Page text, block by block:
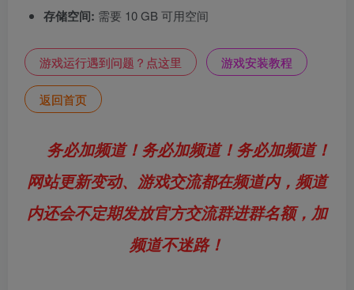
存储空间: 需要 10 GB 可用空间
游戏运行遇到问题？点这里 游戏安装教程
返回首页
务必加频道！务必加频道！务必加频道！
网站更新变动、游戏交流都在频道内，频道
内还会不定期发放官方交流群进群名额，加
频道不迷路！